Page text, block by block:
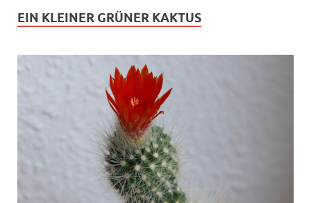
EIN KLEINER GRÜNER KAKTUS